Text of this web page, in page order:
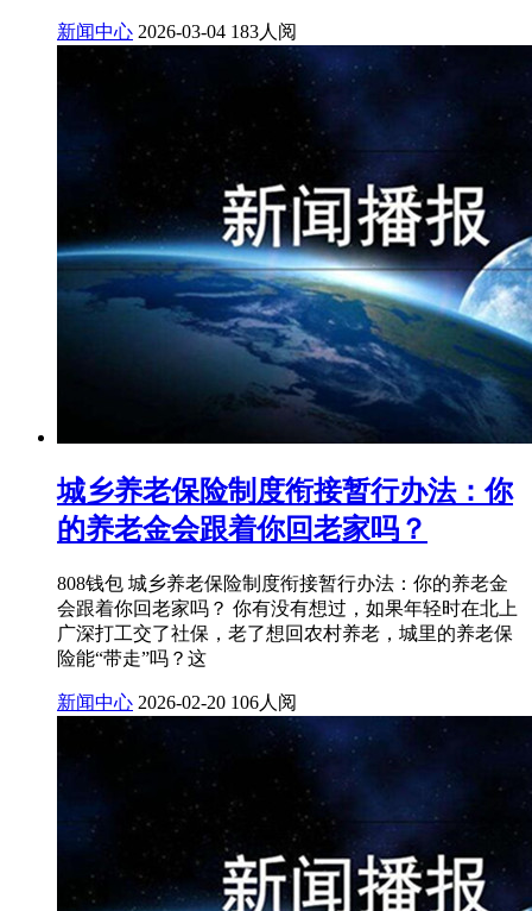
新闻中心 2026-03-04 183人阅
城乡养老保险制度衔接暂行办法：你
的养老金会跟着你回老家吗？
808钱包 城乡养老保险制度衔接暂行办法：你的养老金
会跟着你回老家吗？ 你有没有想过，如果年轻时在北上
广深打工交了社保，老了想回农村养老，城里的养老保
险能“带走”吗？这
新闻中心 2026-02-20 106人阅